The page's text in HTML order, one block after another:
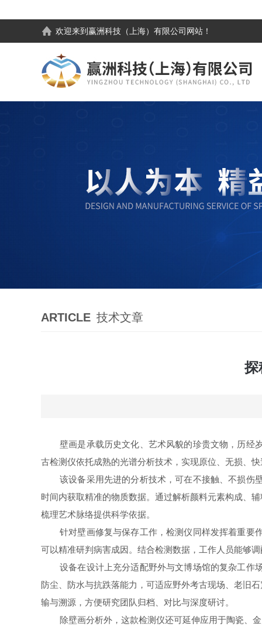
欢迎来到 赢洲科技（上海）有限公司 网站！
ARTICLE 技术文章
探
壁画是承载历史文化、艺术风貌的珍贵文物，历经
古检测仪依托成熟的光谱分析技术，实现原位、无损、
该设备采用先进的分析技术，可在不接触、不损伤
时间内获取精准的物质数据。通过解析颜料元素构成、
梳理艺术脉络提供科学依据。
针对壁画修复与保存工作，检测仪同样发挥着重要
可以精准研判病害成因。结合检测数据，工作人员能够
设备在设计上充分适配野外与文博场馆的复杂工作
防尘、防水与抗跌落能力，可适应野外考古现场、老旧
输与溯源，方便研究团队归档、对比与深度研讨。
除壁画分析外，这款检测仪还可延伸应用于陶瓷、